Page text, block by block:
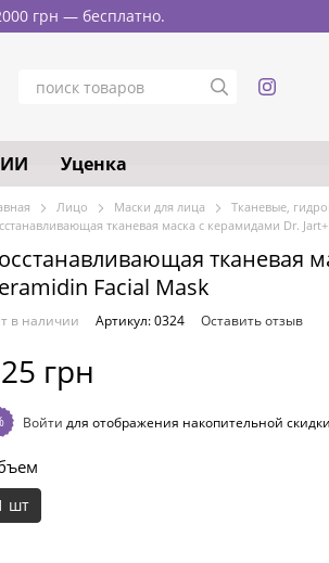
грн — бесплатно.
Уценка
Лицо Маски для лица
Тканевые,
тканевая маска с керамидами Dr.
тканевая
Facial Mask
в наличии Артикул: 0324 Оставить отзыв
грн
Войти для отображения накопительной скидки
шт